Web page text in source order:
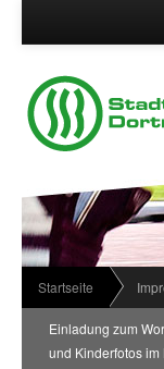
Suche
Kontakt
Impressum
Datenschutz
Wir über uns
News
Termine
Startseite
Einladung zum
und Kinderfotos im